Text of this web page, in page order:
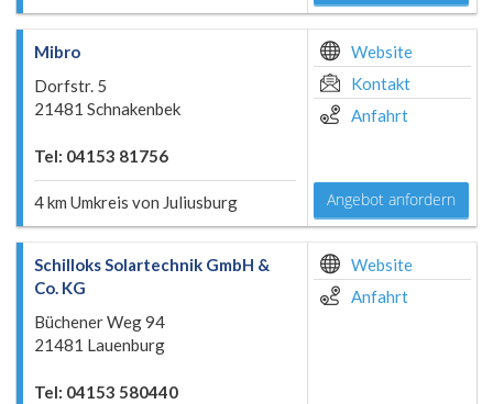
Mibro
Dorfstr. 5
21481 Schnakenbek
Tel: 04153 81756
4 km Umkreis von Juliusburg
Website
Kontakt
Anfahrt
Angebot anfordern
Schilloks Solartechnik GmbH &
Co. KG
Büchener Weg 94
21481 Lauenburg
Tel: 04153 580440
Website
Anfahrt